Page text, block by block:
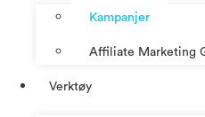
Kampanjer
Affiliate Marketing
Verktøy